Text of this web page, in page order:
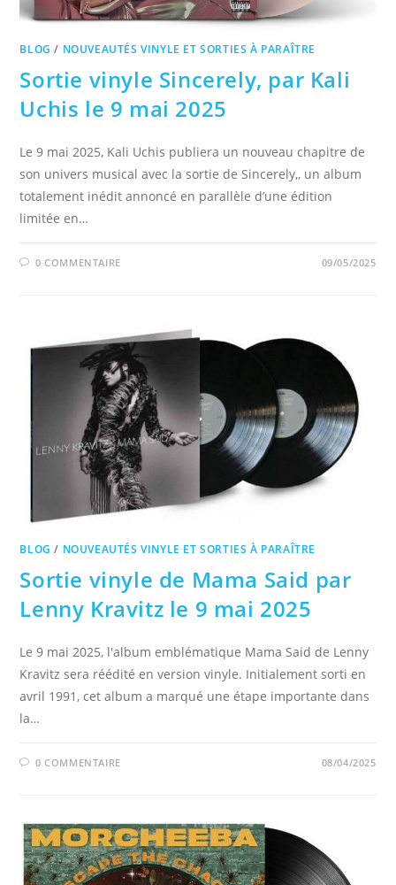
BLOG / NOUVEAUTÉS VINYLE ET SORTIES À PARAÎTRE
Sortie vinyle Sincerely, par Kali
Uchis le 9 mai 2025
Le 9 mai 2025, Kali Uchis publiera un nouveau chapitre de
son univers musical avec la sortie de Sincerely,, un album
totalement inédit annoncé en parallèle d’une édition
limitée en…
0 COMMENTAIRE 09/05/2025
BLOG / NOUVEAUTÉS VINYLE ET SORTIES À PARAÎTRE
Sortie vinyle de Mama Said par
Lenny Kravitz le 9 mai 2025
Le 9 mai 2025, l'album emblématique Mama Said de Lenny
Kravitz sera réédité en version vinyle. Initialement sorti en
avril 1991, cet album a marqué une étape importante dans
la…
0 COMMENTAIRE 08/04/2025